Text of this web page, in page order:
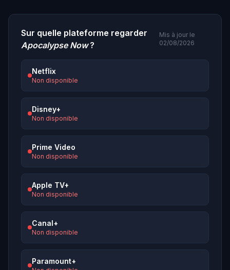
Sur quelle plateforme regarder
Apocalypse Now?
Mis à jour le
02/08/2026
Netflix
Non disponible
Disney+
Non disponible
Prime Video
Non disponible
Apple TV+
Non disponible
Canal+
Non disponible
Paramount+